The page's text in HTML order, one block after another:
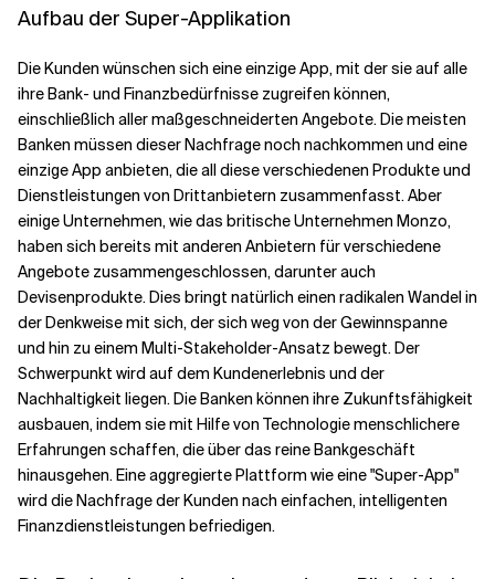
Aufbau der Super-Applikation
Die Kunden wünschen sich eine einzige App, mit der sie auf alle
ihre Bank- und Finanzbedürfnisse zugreifen können,
einschließlich aller maßgeschneiderten Angebote. Die meisten
Banken müssen dieser Nachfrage noch nachkommen und eine
einzige App anbieten, die all diese verschiedenen Produkte und
Dienstleistungen von Drittanbietern zusammenfasst. Aber
einige Unternehmen, wie das britische Unternehmen Monzo,
haben sich bereits mit anderen Anbietern für verschiedene
Angebote zusammengeschlossen, darunter auch
Devisenprodukte. Dies bringt natürlich einen radikalen Wandel in
der Denkweise mit sich, der sich weg von der Gewinnspanne
und hin zu einem Multi-Stakeholder-Ansatz bewegt. Der
Schwerpunkt wird auf dem Kundenerlebnis und der
Nachhaltigkeit liegen. Die Banken können ihre Zukunftsfähigkeit
ausbauen, indem sie mit Hilfe von Technologie menschlichere
Erfahrungen schaffen, die über das reine Bankgeschäft
hinausgehen. Eine aggregierte Plattform wie eine "Super-App"
wird die Nachfrage der Kunden nach einfachen, intelligenten
Finanzdienstleistungen befriedigen.